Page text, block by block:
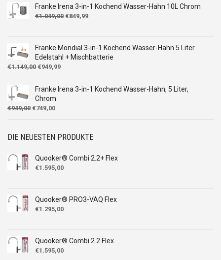
Franke Irena 3-in-1 Kochend Wasser-Hahn 10L Chrom
€1.049,00 Ursprünglicher
€1.049,00
€849,99Aktueller
€849,99.
Franke Mondial 3-in-1 Kochend Wasser-Hahn 5 Liter
Edelstahl + Mischbatterie
€1.149,00 Ursprünglicher
war:
€1.149,00
€949,99Aktueller
Franke Irena 3-in-1 Kochend Wasser-Hahn, 5 Liter,
Chrom
€949,00 Ursprünglicher
€949,00
€749,00Aktueller
€749,00.
DIE NEUESTEN PRODUKTE
Quooker® Combi 2.2+ Flex
€1.595,00
Quooker® PRO3-VAQ Flex
€1.295,00
Quooker® Combi 2.2 Flex
€1.595,00